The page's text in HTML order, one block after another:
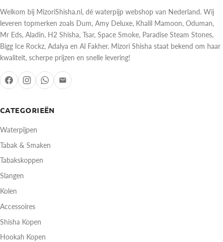
CATEGORIEËN
Waterpijpen
Tabak & Smaken
Tabakskoppen
Slangen
Kolen
Accessoires
Shisha Kopen
Hookah Kopen
Welkom bij MizoriShisha.nl, dé waterpijp webshop van Nederland. Wij
leveren topmerken zoals Dum, Amy Deluxe, Khalil Mamoon, Oduman,
Mr Eds, Aladin, H2 Shisha, Tsar, Space Smoke, Paradise Steam Stones,
Bigg Ice Rockz, Adalya en Al Fakher. Mizori Shisha staat bekend om haar
kwaliteit, scherpe prijzen en snelle levering!